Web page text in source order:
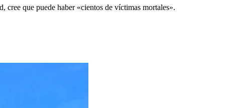
cree que puede haber «cientos de víctimas mortales».